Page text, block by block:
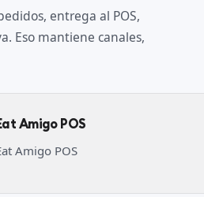
entrega al POS,
Eso mantiene canales,
Amigo POS
Amigo POS